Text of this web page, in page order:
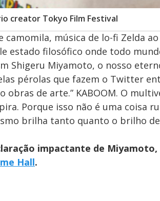
creator Tokyo Film Festival
música de lo-fi Zelda
estado filosófico onde todo
Shigeru Miyamoto, o nosso
pérolas que fazem o Twitter
obras de arte.” KABOOM. O
Porque isso não é uma coisa
brilha tanto quanto o brilho
impactante de
Hall.